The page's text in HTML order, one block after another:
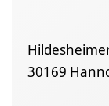
30169